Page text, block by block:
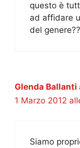
questo è
ad affidare
del
Glenda
1 Marzo 2012
Siamo